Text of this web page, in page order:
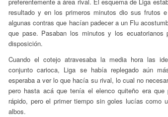
resultado y en los primeros minutos dio sus frutos
algunas contras que hacían padecer a un Flu
que pase. Pasaban los minutos y los ecuatorianos
disposición.
Cuando el cotejo atravesaba la media hora las
conjunto carioca, Liga se había replegado aún
esperaba a ver lo que hacía su rival, lo cual no
pero hasta acá que tenía el elenco quiteño era que
rápido, pero el primer tiempo sin goles lucías como
albos.